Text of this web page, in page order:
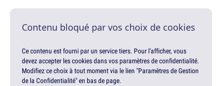
Contenu bloqué par vos choix de cookies
Ce contenu est fourni par un service tiers. Pour l'afficher, vous
devez accepter les cookies dans vos paramètres de confidentialité.
Modifiez ce choix à tout moment via le lien "Paramètres de Gestion
de la Confidentialité" en bas de page.